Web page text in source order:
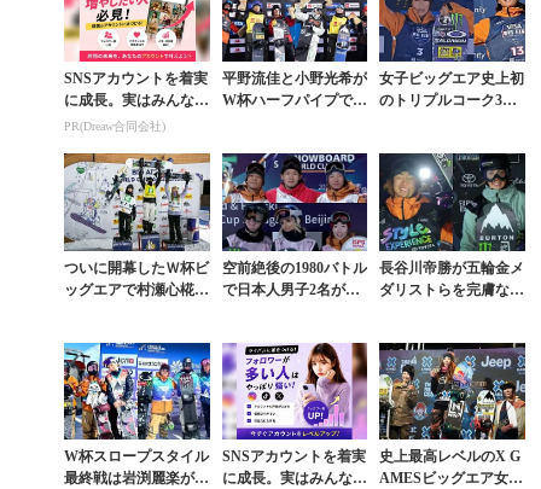
SNSアカウントを着実
に成長。実はみんなコ
コ使ってます。
PR(Dreaw合同会社)
平野流佳と小野光希が
W杯ハーフパイプで2
女子ビッグエア史上初
のトリプルコーク3種
武大晃がW杯初V
ついに開幕したＷ杯ビ
ッグエアで村瀬心椛が
空前絶後の1980バトル
で日本人男子2名が表
エア2戦目
長谷川帝勝が五輪金メ
ダリストらを完膚なき
ッグエア
W杯スロープスタイル
最終戦は岩渕麗楽が今
SNSアカウントを着実
に成長。実はみんなコ
史上最高レベルのX G
AMESビッグエア女子